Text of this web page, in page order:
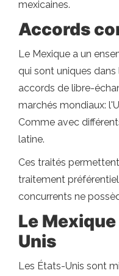
mexicaines.
Accords
Le Mexique a un
qui sont uniques
accords de libre-
marchés mondiaux:
Comme avec
latine.
Ces traités
traitement
concurrents ne
Le
Unis
Les États-Unis sont